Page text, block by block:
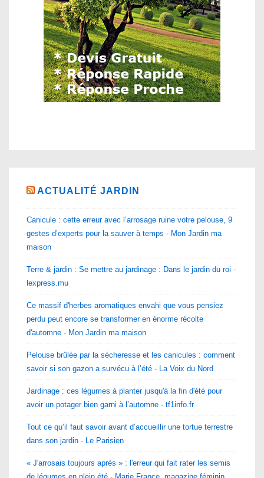
ACTUALITÉ JARDIN
Canicule : cette erreur avec l’arrosage ruine votre pelouse, 9
gestes d’experts pour la sauver à temps - Mon Jardin ma
maison
Terre & jardin : Se mettre au jardinage : Dans le jardin du roi -
lexpress.mu
Ce massif d'herbes aromatiques envahi que vous pensiez
perdu peut encore se transformer en énorme récolte
d'automne - Mon Jardin ma maison
Pelouse brûlée par la sécheresse et les canicules : comment
savoir si son gazon a survécu à l’été - La Voix du Nord
Jardinage : ces légumes à planter jusqu'à la fin d'été pour
avoir un potager bien garni à l’automne - tf1info.fr
Tout ce qu’il faut savoir avant d’accueillir une tortue terrestre
dans son jardin - Le Parisien
« J'arrosais toujours après » : l'erreur qui fait rater les semis